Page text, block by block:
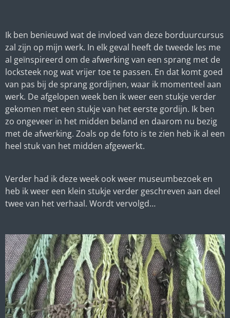
Ik ben benieuwd wat de invloed van deze borduurcursus
zal zijn op mijn werk. In elk geval heeft de tweede les me
al geïnspireerd om de afwerking van een sprang met de
locksteek nog wat vrijer toe te passen. En dat komt goed
van pas bij de sprang gordijnen, waar ik momenteel aan
werk. De afgelopen week ben ik weer een stukje verder
gekomen met een stukje van het eerste gordijn. Ik ben
zo ongeveer in het midden beland en daarom nu bezig
met de afwerking. Zoals op de foto is te zien heb ik al een
heel stuk van het midden afgewerkt.
Verder had ik deze week ook weer museumbezoek en
heb ik weer een klein stukje verder geschreven aan deel
twee van het verhaal. Wordt vervolgd…